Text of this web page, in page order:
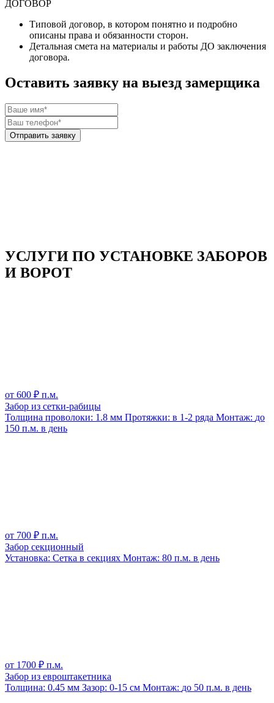
ДОГОВОР
Типовой договор, в котором понятно и подробно
описаны права и обязанности сторон.
Детальная смета на материалы и работы ДО заключения
договора.
Оставить заявку на выезд замерщика
УСЛУГИ ПО УСТАНОВКЕ ЗАБОРОВ
И ВОРОТ
от 600 ₽ п.м.
Забор из сетки-рабицы
Толщина проволоки: 1.8 мм Протяжки: в 1-2 ряда Монтаж: до
150 п.м. в день
от 700 ₽ п.м.
Забор секционный
Установка: Сетка в секциях Монтаж: 80 п.м. в день
от 1700 ₽ п.м.
Забор из евроштакетника
Толщина: 0.45 мм Зазор: 0-15 см Монтаж: до 50 п.м. в день